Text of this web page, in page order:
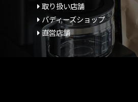
取り扱い店舗
バディーズショップ
直営店舗